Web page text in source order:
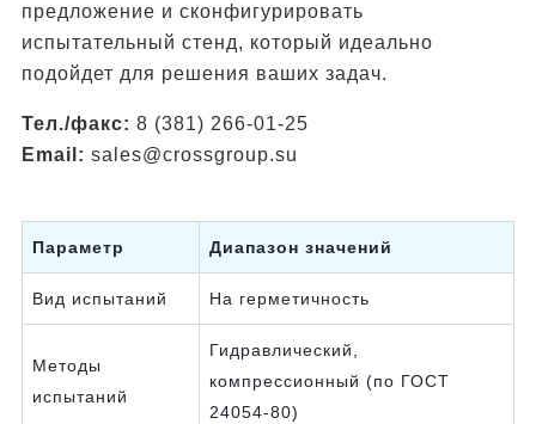
предложение и сконфигурировать
испытательный стенд, который идеально
подойдет для решения ваших задач.
Тел./факс: 8 (381) 266-01-25
Email: sales@crossgroup.su
Параметр Диапазон значений
Вид испытаний На герметичность
Методы
испытаний
Гидравлический,
компрессионный (по ГОСТ
24054-80)